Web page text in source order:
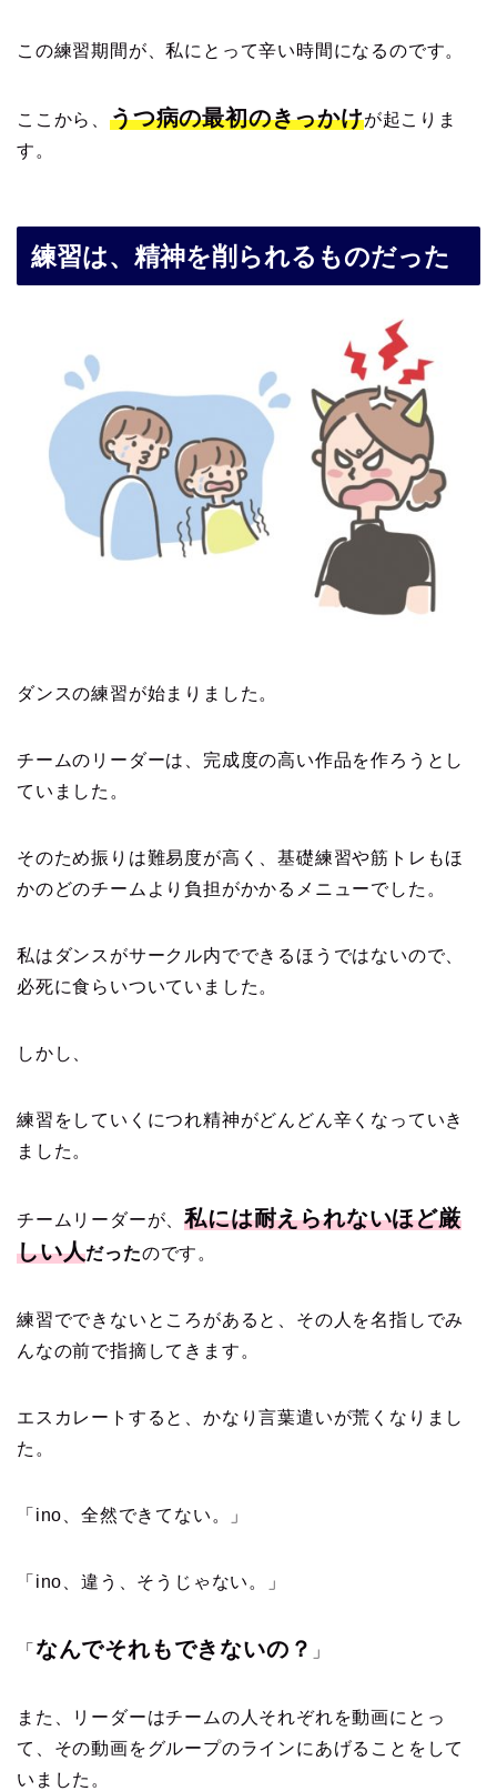
この練習期間が、私にとって辛い時間になるのです。
ここから、 うつ病の最初のきっかけが起こりま
す。
練習は、精神を削られるものだった
ダンスの練習が始まりました。
チームのリーダーは、完成度の高い作品を作ろうとし
ていました。
そのため振りは難易度が高く、基礎練習や筋トレもほ
かのどのチームより負担がかかるメニューでした。
私はダンスがサークル内でできるほうではないので、
必死に食らいついていました。
しかし、
練習をしていくにつれ精神がどんどん辛くなっていき
ました。
チームリーダーが、私には耐えられないほど厳
しい人だったのです。
練習でできないところがあると、その人を名指しでみ
んなの前で指摘してきます。
エスカレートすると、かなり言葉遣いが荒くなりまし
た。
「ino、全然できてない。」
「ino、違う、そうじゃない。」
「 なんでそれもできないの？ 」
また、リーダーはチームの人それぞれを動画にとっ
て、その動画をグループのラインにあげることをして
いました。